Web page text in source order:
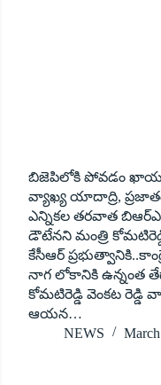
బిజెపిలోకి పోవడం
వ్యాఖ్య యాదాద్రి,
ఎన్నికల తరవాత
డౌటేనని మంత్రి
కేసీఆర్‌
నాగ లోకానికి ఉన్నంత
కోమటిరెడ్డి వెంకట రెడ్డి
ఆయన…
NEWS